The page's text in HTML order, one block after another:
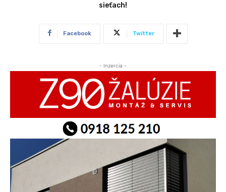
sieťach!
Facebook Twitter
- Inzercia -